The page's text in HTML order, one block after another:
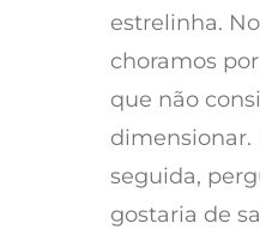
estrelinha.
choramos
que não
dimensionar.
seguida,
gostaria de